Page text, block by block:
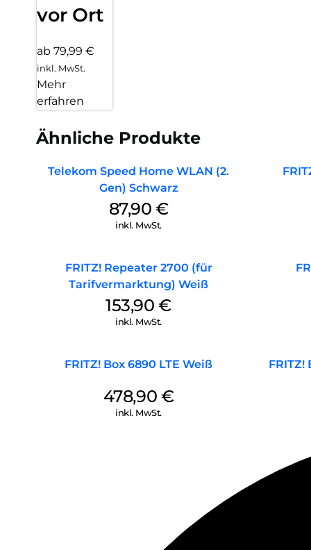
vor Ort
ab 79,99 €
inkl. MwSt.
Mehr
erfahren
Ähnliche Produkte
Telekom Speed Home WLAN (2.
Gen) Schwarz
87,90 €
inkl. MwSt.
FRITZ! Repeater 2700 (für
Tarifvermarktung) Weiß
153,90€
inkl. MwSt.
FRITZ! Box 6890 LTE Weiß
478,90 €
inkl. MwSt.
FRITZ!